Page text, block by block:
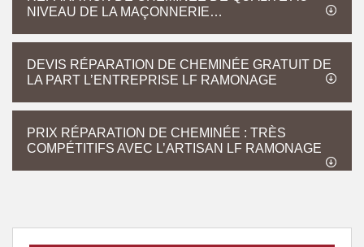
NIVEAU DE LA MAÇONNERIE…
DEVIS RÉPARATION DE CHEMINÉE GRATUIT DE
LA PART L’ENTREPRISE LF RAMONAGE
PRIX RÉPARATION DE CHEMINÉE : TRÈS
COMPÉTITIFS AVEC L’ARTISAN LF RAMONAGE